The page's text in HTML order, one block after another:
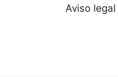
Aviso legal